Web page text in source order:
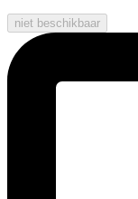
niet beschikbaar